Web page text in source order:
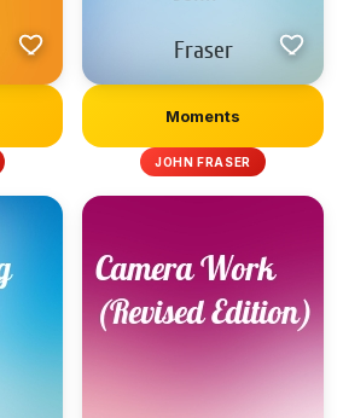
Moments
JOHN FRASER